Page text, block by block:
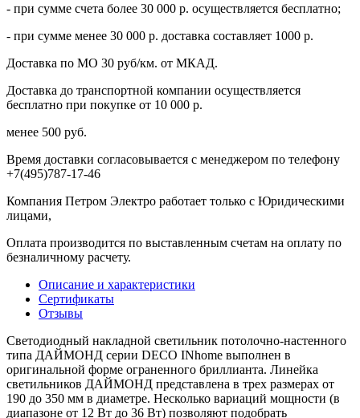
- при сумме счета более 30 000 р. осуществляется бесплатно;
- при сумме менее 30 000 р. доставка составляет 1000 р.
Доставка по МО 30 руб/км. от МКАД.
Доставка до транспортной компании осуществляется
бесплатно при покупке от 10 000 р.
менее 500 руб.
Время доставки согласовывается с менеджером по телефону
+7(495)787-17-46
Компания Петром Электро работает только с Юридическими
лицами,
Оплата производится по выставленным счетам на оплату по
безналичному расчету.
Описание и характеристики
Сертификаты
Отзывы
Светодиодный накладной светильник потолочно-настенного
типа ДАЙМОНД серии DECO INhome выполнен в
оригинальной форме ограненного бриллианта. Линейка
светильников ДАЙМОНД представлена в трех размерах от
190 до 350 мм в диаметре. Несколько вариаций мощности (в
диапазоне от 12 Вт до 36 Вт) позволяют подобрать